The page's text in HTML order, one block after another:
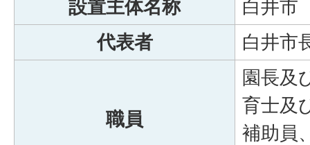
設置主体名称
白井市
代表者
白井市
職員
園長及
育士及
補助員